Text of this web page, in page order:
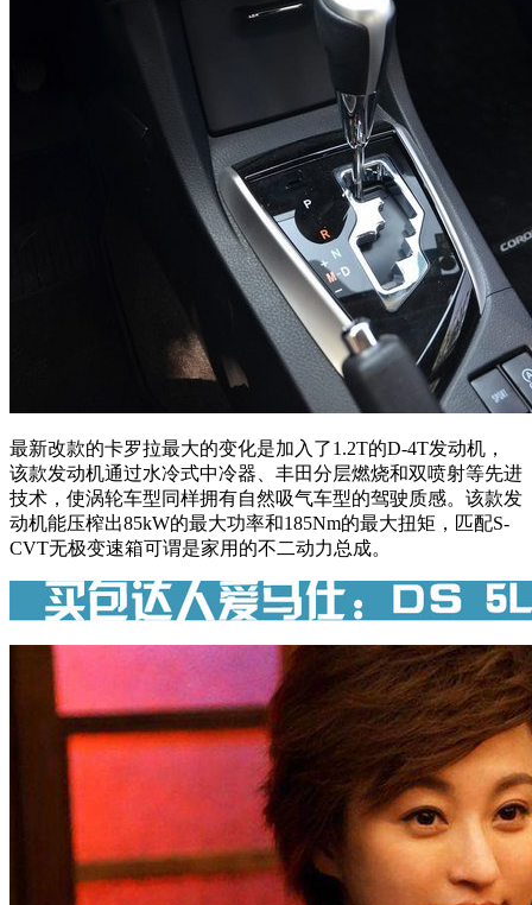
最新改款的卡罗拉最大的变化是加入了1.2T的D-4T发动机，
该款发动机通过水冷式中冷器、丰田分层燃烧和双喷射等先进
技术，使涡轮车型同样拥有自然吸气车型的驾驶质感。该款发
动机能压榨出85kW的最大功率和185Nm的最大扭矩，匹配S-
CVT无极变速箱可谓是家用的不二动力总成。